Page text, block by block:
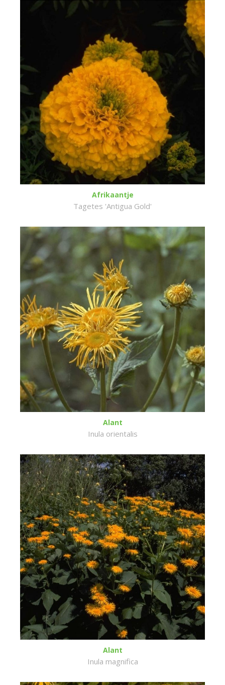
Afrikaantje
Tagetes 'Antigua Gold'
Alant
Inula orientalis
Alant
Inula magnifica